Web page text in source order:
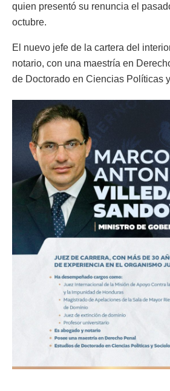
quien presentó su renuncia el
octubre.
El nuevo jefe de la cartera del
notario, con una maestría en
de Doctorado en Ciencias Políticas